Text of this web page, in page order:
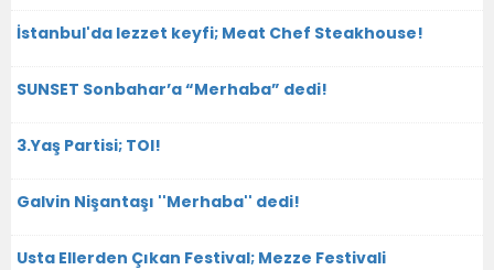
İstanbul'da lezzet keyfi; Meat Chef Steakhouse!
SUNSET Sonbahar’a “Merhaba” dedi!
3.Yaş Partisi; TOI!
Galvin Nişantaşı ''Merhaba'' dedi!
Usta Ellerden Çıkan Festival; Mezze Festivali